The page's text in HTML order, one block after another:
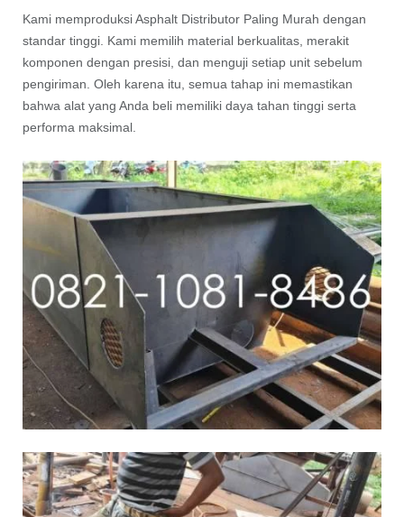
Kami memproduksi Asphalt Distributor Paling Murah dengan
standar tinggi. Kami memilih material berkualitas, merakit
komponen dengan presisi, dan menguji setiap unit sebelum
pengiriman. Oleh karena itu, semua tahap ini memastikan
bahwa alat yang Anda beli memiliki daya tahan tinggi serta
performa maksimal.